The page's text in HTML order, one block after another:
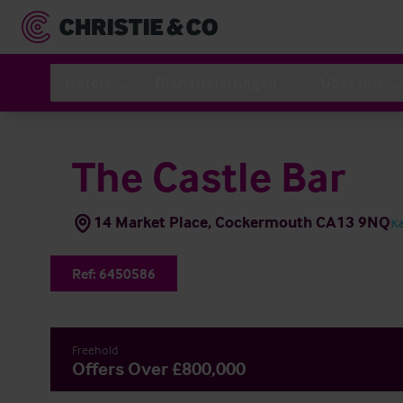
The Castle Bar
14 Market Place, Cockermouth CA13 9NQ
Ref: 6450586
Freehold
Offers Over £800,000